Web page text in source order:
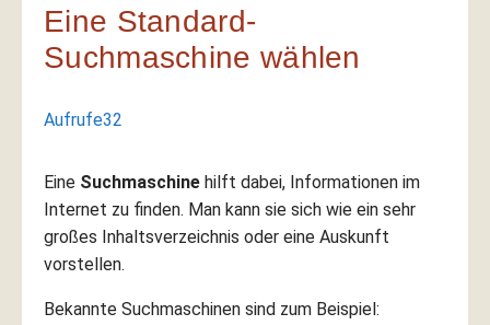
Eine Standard-
Suchmaschine wählen
Aufrufe32
Eine Suchmaschine hilft dabei, Informationen im
Internet zu finden. Man kann sie sich wie ein sehr
großes Inhaltsverzeichnis oder eine Auskunft
vorstellen.
Bekannte Suchmaschinen sind zum Beispiel: